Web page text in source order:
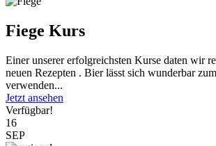
Fiege Kurs
Einer unserer erfolgreichsten Kurse daten wir
neuen Rezepten . Bier lässt sich wunderbar
verwenden...
Jetzt ansehen
Verfügbar!
16
SEP